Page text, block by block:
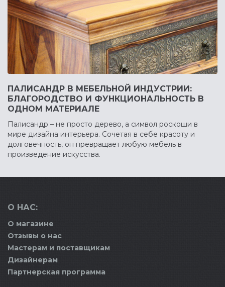
ПАЛИСАНДР В МЕБЕЛЬНОЙ ИНДУСТРИИ:
БЛАГОРОДСТВО И ФУНКЦИОНАЛЬНОСТЬ В
ОДНОМ МАТЕРИАЛЕ
Палисандр – не просто дерево, а символ роскоши в
мире дизайна интерьера. Сочетая в себе красоту и
долговечность, он превращает любую мебель в
произведение искусства.
О НАС:
О магазине
Отзывы о нас
Мастерам и поставщикам
Дизайнерам
Партнерская программа